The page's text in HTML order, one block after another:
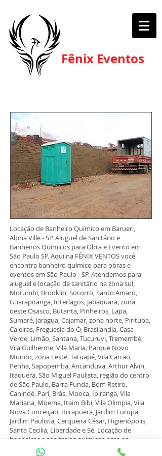
Fênix Eventos
Locação de Banheiro Químico em Barueri,
Alpha Ville - SP. Aluguel de Sanitário e
Banheiros Químicos para Obra e Evento em
São Paulo SP. Aqui na FÊNIX VENTOS você
encontra banheiro químico para obras e
eventos em São Paulo - SP. Atendemos para
aluguel e locação de sanitário na zona sul,
Morumbi, Brooklin, Socorro, Santo Amaro,
Guarapiranga, Interlagos, Jabaquara, zona
oeste Osasco, Butanta, Pinheiros, Lapa,
Sumaré, Jaragua, Cajamar, zona norte, Pirituba,
Caieiras, Freguesia do Ó, Brasilandia, Casa
Verde, Limão, Santana, Tucuruvi, Tremembé,
Vila Guilherme, Vila Maria, Parque Novo
Mundo, zona Leste, Tatuapé, Vila Carrão,
Penha, Sapopemba, Aricanduva, Arthur Alvin,
Itaquera, São Miguel Paulista, região do centro
de São Paulo, Barra Funda, Bom Retiro,
Canindé, Parí, Brás, Mooca, Ipiranga, Vila
Mariana, Moema, Itaim Bibi, Vila Olimpia, Vila
Nova Conceição, Ibirapuera, Jardim Europa,
Jardim Paulista, Cerqueira César, Higienópolis,
Santa Cecilia, Liberdade e Sé. Locação de
banheiros e sanitarios químicos para os
municipios de Taboão da Serra, Embú das